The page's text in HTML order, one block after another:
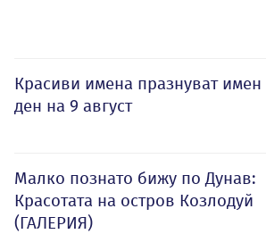
Красиви имена празнуват имен
ден на 9 август
Малко познато бижу по Дунав:
Красотата на остров Козлодуй
(ГАЛЕРИЯ)